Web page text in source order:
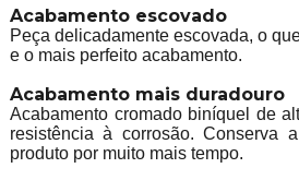
Acabamento escovado
Peça delicadamente escovada, o
e o mais perfeito acabamento.
Acabamento mais duradouro
Acabamento cromado biníquel de
resistência à corrosão. Conserva
produto por muito mais tempo.